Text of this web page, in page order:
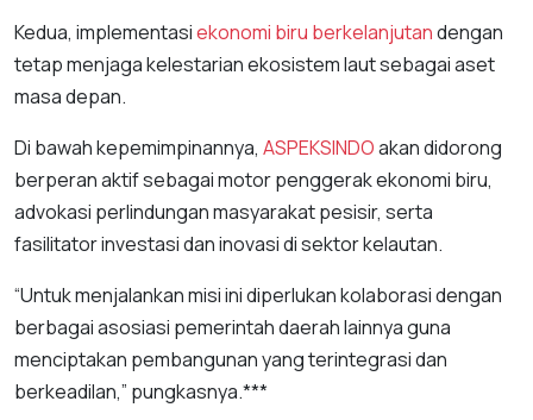
Kedua, implementasiekonomi biru berkelanjutandengan
tetap menjaga kelestarian ekosistem laut sebagai aset
masa depan.
Di bawah kepemimpinannya, ASPEKSINDOakan didorong
berperan aktif sebagai motor penggerak ekonomi biru,
advokasi perlindungan masyarakat pesisir, serta
fasilitator investasi dan inovasi di sektor kelautan.
“Untuk menjalankan misi ini diperlukan kolaborasi dengan
berbagai asosiasi pemerintah daerah lainnya guna
menciptakan pembangunan yang terintegrasi dan
berkeadilan,” pungkasnya.***